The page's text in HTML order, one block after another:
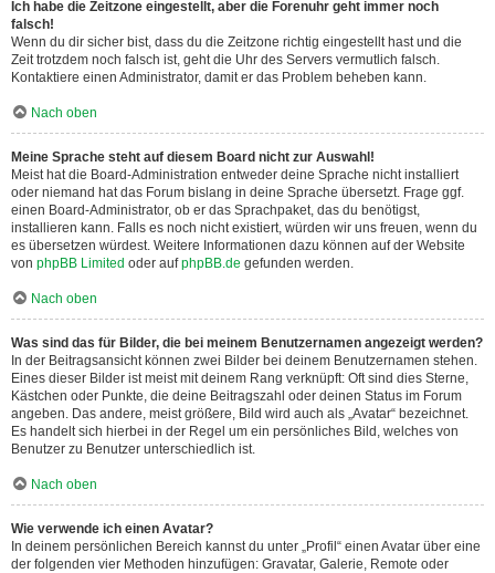
Ich habe die Zeitzone eingestellt, aber die Forenuhr geht immer noch
falsch!
Wenn du dir sicher bist, dass du die Zeitzone richtig eingestellt hast und die
Zeit trotzdem noch falsch ist, geht die Uhr des Servers vermutlich falsch.
Kontaktiere einen Administrator, damit er das Problem beheben kann.
Nach oben
Meine Sprache steht auf diesem Board nicht zur Auswahl!
Meist hat die Board-Administration entweder deine Sprache nicht installiert
oder niemand hat das Forum bislang in deine Sprache übersetzt. Frage ggf.
einen Board-Administrator, ob er das Sprachpaket, das du benötigst,
installieren kann. Falls es noch nicht existiert, würden wir uns freuen, wenn du
es übersetzen würdest. Weitere Informationen dazu können auf der Website
von phpBB Limited oder aufphpBB.de gefunden werden.
Nach oben
Was sind das für Bilder, die bei meinem Benutzernamen angezeigt werden?
In der Beitragsansicht können zwei Bilder bei deinem Benutzernamen stehen.
Eines dieser Bilder ist meist mit deinem Rang verknüpft: Oft sind dies Sterne,
Kästchen oder Punkte, die deine Beitragszahl oder deinen Status im Forum
angeben. Das andere, meist größere, Bild wird auch als „Avatar“ bezeichnet.
Es handelt sich hierbei in der Regel um ein persönliches Bild, welches von
Benutzer zu Benutzer unterschiedlich ist.
Nach oben
Wie verwende ich einen Avatar?
In deinem persönlichen Bereich kannst du unter „Profil“ einen Avatar über eine
der folgenden vier Methoden hinzufügen: Gravatar, Galerie, Remote oder